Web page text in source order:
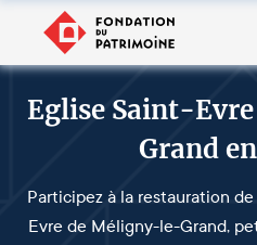
Eglise Saint-
Grand
Participez à la restauration
Evre de Méligny-le-Grand,